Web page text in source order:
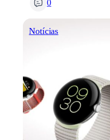
0
Notícias